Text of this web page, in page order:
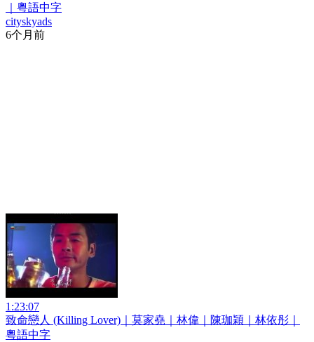
｜粵語中字
cityskyads
6个月前
1:23:07
致命戀人 (Killing Lover)｜莫家堯｜林偉｜陳珈穎｜林依彤｜
粵語中字